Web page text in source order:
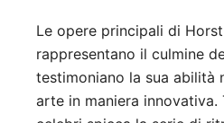
Le opere principali di
rappresentano il culmine
testimoniano la sua abilità
arte in maniera innovativa.